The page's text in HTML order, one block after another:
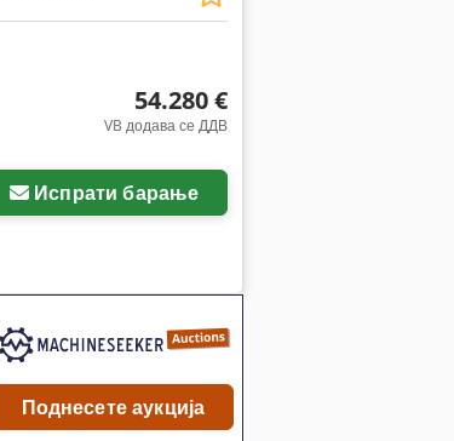
54.280 €
VB додава се ДДВ
Испрати барање
Поднесете аукција